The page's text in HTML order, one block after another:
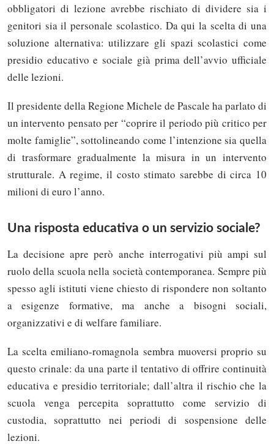
obbligatori di lezione avrebbe rischiato di dividere sia i
genitori sia il personale scolastico. Da qui la scelta di una
soluzione alternativa: utilizzare gli spazi scolastici come
presidio educativo e sociale già prima dell’avvio ufficiale
delle lezioni.
Il presidente della Regione Michele de Pascale ha parlato di
un intervento pensato per “coprire il periodo più critico per
molte famiglie”, sottolineando come l’intenzione sia quella
di trasformare gradualmente la misura in un intervento
strutturale. A regime, il costo stimato sarebbe di circa 10
milioni di euro l’anno.
Una risposta educativa o un servizio sociale?
La decisione apre però anche interrogativi più ampi sul
ruolo della scuola nella società contemporanea. Sempre più
spesso agli istituti viene chiesto di rispondere non soltanto
a esigenze formative, ma anche a bisogni sociali,
organizzativi e di welfare familiare.
La scelta emiliano-romagnola sembra muoversi proprio su
questo crinale: da una parte il tentativo di offrire continuità
educativa e presidio territoriale; dall’altra il rischio che la
scuola venga percepita soprattutto come servizio di
custodia, soprattutto nei periodi di sospensione delle
lezioni.